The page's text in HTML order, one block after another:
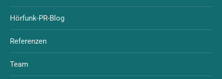
Hörfunk-PR-Blog
Referenzen
Team